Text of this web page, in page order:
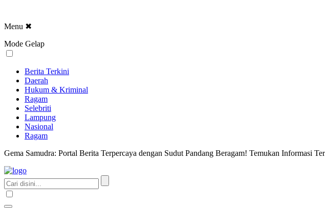
Menu ✖
Mode Gelap
Berita Terkini
Daerah
Hukum & Kriminal
Ragam
Selebriti
Lampung
Nasional
Ragam
Gema Samudra: Portal Berita Terpercaya dengan Sudut Pandang Beragam! Temukan Informasi